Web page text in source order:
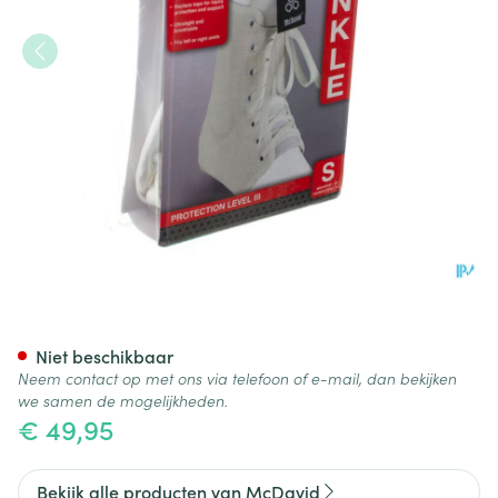
€ 49,95
Niet beschikbaar
Neem contact op met ons via telefoon of e-mail, dan bekijken
we samen de mogelijkheden.
Bekijk alle producten van McDavid